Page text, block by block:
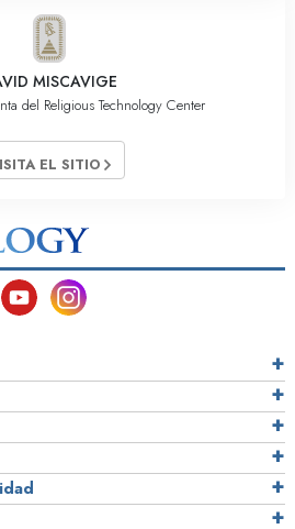
MISCAVIGE
del Religious Technology Center
EL SITIO